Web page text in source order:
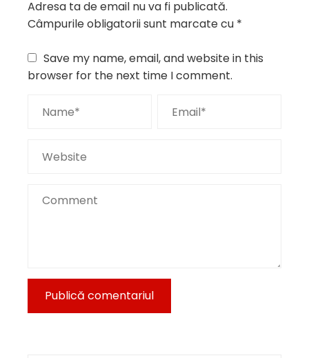
Adresa ta de email nu va fi publicată.
Câmpurile obligatorii sunt marcate cu *
Save my name, email, and website in this
browser for the next time I comment.